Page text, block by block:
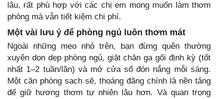
lâu, rất phù hợp với các chị em mong muốn làm thơm
phòng mà vẫn tiết kiệm chi phí.
Một vài lưu ý để phòng ngủ luôn thơm mát
Ngoài những mẹo nhỏ trên, bạn đừng quên thường
xuyên dọn dẹp phòng ngủ, giặt chăn ga gối định kỳ (tốt
nhất 1–2 tuần/lần) và mở cửa sổ đón nắng mỗi sáng.
Một căn phòng sạch sẽ, thoáng đãng chính là nền tảng
để giữ hương thơm tự nhiên lâu hơn. Và quan trọng